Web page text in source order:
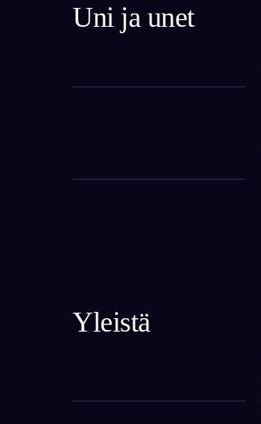
Uni ja unet
Yleistä